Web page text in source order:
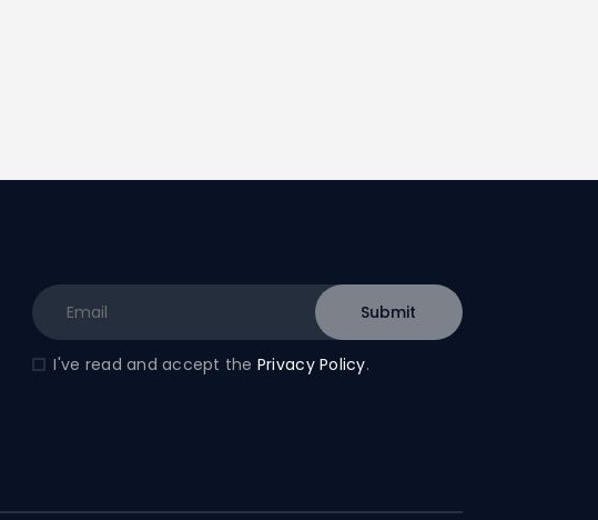
I've read and accept the Privacy Policy.